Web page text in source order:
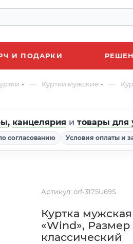
И ПОДАРКИ
— Куртки мужские —
, канцелярия и товары для
согласованию Условия оплаты и
Артикул: orf-3175U69S
Куртка
«Wind»,
классический